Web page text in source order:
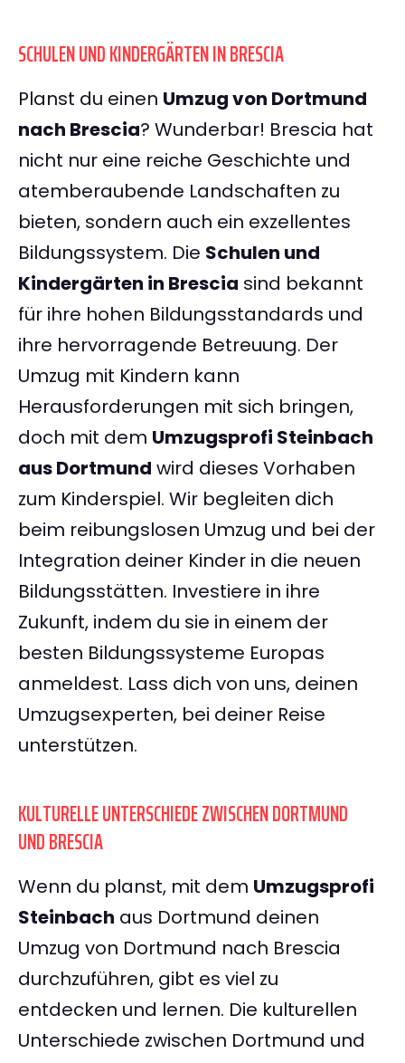
SCHULEN UND KINDERGÄRTEN IN BRESCIA
Planst du einen Umzug von Dortmund
nach Brescia? Wunderbar! Brescia hat
nicht nur eine reiche Geschichte und
atemberaubende Landschaften zu
bieten, sondern auch ein exzellentes
Bildungssystem. Die Schulen und
Kindergärten in Brescia sind bekannt
für ihre hohen Bildungsstandards und
ihre hervorragende Betreuung. Der
Umzug mit Kindern kann
Herausforderungen mit sich bringen,
doch mit dem Umzugsprofi Steinbach
aus Dortmund wird dieses Vorhaben
zum Kinderspiel. Wir begleiten dich
beim reibungslosen Umzug und bei der
Integration deiner Kinder in die neuen
Bildungsstätten. Investiere in ihre
Zukunft, indem du sie in einem der
besten Bildungssysteme Europas
anmeldest. Lass dich von uns, deinen
Umzugsexperten, bei deiner Reise
unterstützen.
KULTURELLE UNTERSCHIEDE ZWISCHEN DORTMUND
UND BRESCIA
Wenn du planst, mit dem Umzugsprofi
Steinbach aus Dortmund deinen
Umzug von Dortmund nach Brescia
durchzuführen, gibt es viel zu
entdecken und lernen. Die kulturellen
Unterschiede zwischen Dortmund und